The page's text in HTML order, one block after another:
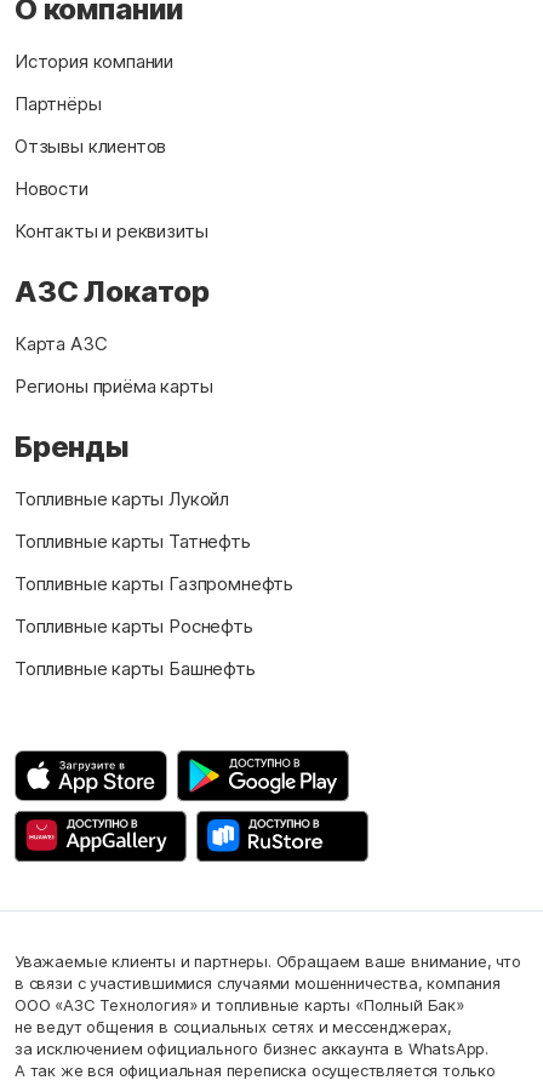
О компании
История компании
Партнёры
Отзывы клиентов
Новости
Контакты и реквизиты
АЗС Локатор
Карта АЗС
Регионы приёма карты
Бренды
Топливные карты Лукойл
Топливные карты Татнефть
Топливные карты Газпромнефть
Топливные карты Роснефть
Топливные карты Башнефть
Уважаемые клиенты и партнеры. Обращаем ваше внимание, что
в связи с участившимися случаями мошенничества, компания
ООО «АЗС Технология» и топливные карты «Полный Бак»
не ведут общения в социальных сетях и мессенджерах,
за исключением официального бизнес аккаунта в WhatsApp.
А так же вся официальная переписка осуществляется только